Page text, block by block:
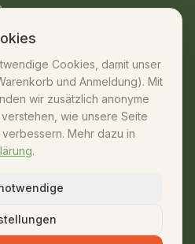
Cookies, damit unser
und Anmeldung). Mit
wir zusätzlich anonyme
wie unsere Seite
Mehr dazu in
.